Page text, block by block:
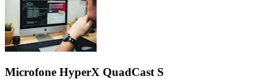
Microfone HyperX QuadCast S